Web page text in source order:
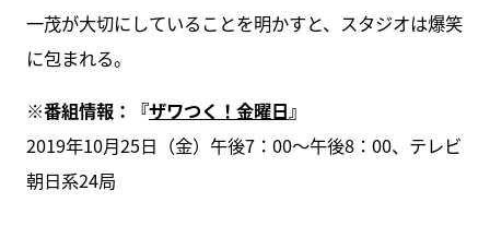
一茂が大切にしていることを明かすと、スタジオは爆笑
に包まれる。
※番組情報：『ザワつく！金曜日』
2019年10月25日（金）午後7：00～午後8：00、テレビ
朝日系24局